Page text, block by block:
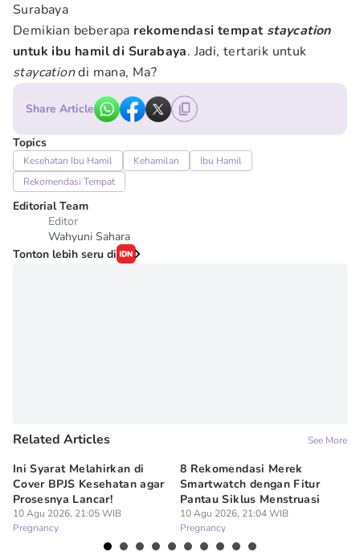
Surabaya
Demikian beberapa rekomendasi tempat staycation
untuk ibu hamil di Surabaya. Jadi, tertarik untuk
staycationdi mana, Ma?
Share Article
Topics
Kesehatan Ibu Hamil Kehamilan
Ibu Hamil
Rekomendasi Tempat
Editorial Team
Editor
Wahyuni Sahara
Tonton lebih seru di
Related Articles See More
Ini Syarat Melahirkan di
Cover BPJS Kesehatan agar
Prosesnya Lancar!
10 Agu 2026, 21:05 WIB
Pregnancy
8 Rekomendasi Merek
Smartwatch dengan Fitur
Pantau Siklus Menstruasi
10 Agu 2026, 21:04 WIB
Pregnancy